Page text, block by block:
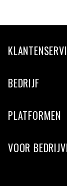
BEDRIJF
PLATFORMEN
VOOR